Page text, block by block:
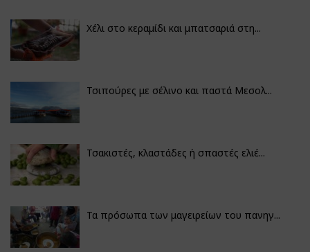
Χέλι στο κεραμίδι και μπατσαριά στη...
Τσιπούρες με σέλινο και παστά Μεσολ...
Τσακιστές, κλαστάδες ή σπαστές ελιέ...
Τα πρόσωπα των μαγειρείων του πανηγ...